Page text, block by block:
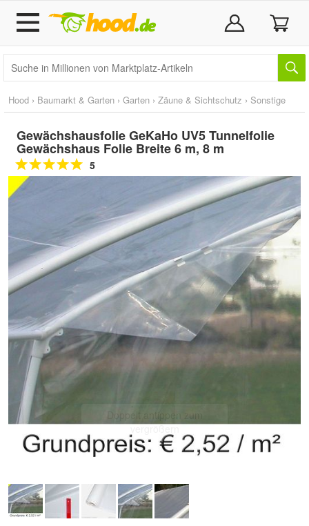
Hood › Baumarkt & Garten › Garten › Zäune & Sichtschutz › Sonstige
Gewächshausfolie GeKaHo UV5 Tunnelfolie
Gewächshaus Folie Breite 6 m, 8 m
5
Doppelt antippen zum
vergrößern